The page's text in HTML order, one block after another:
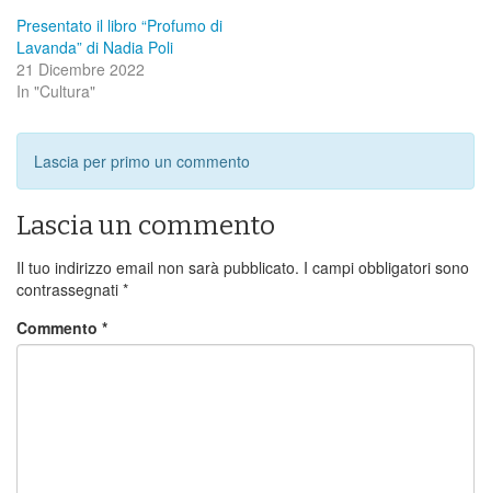
Presentato il libro “Profumo di
Lavanda” di Nadia Poli
21 Dicembre 2022
In "Cultura"
Lascia per primo un commento
Lascia un commento
Il tuo indirizzo email non sarà pubblicato. I campi obbligatori sono
contrassegnati *
Commento *